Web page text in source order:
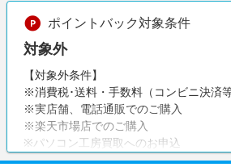
ポイントバック対象条件
対象外
【対象外条件】
※消費税･送料・手数料（コンビニ決済
※実店舗、電話通販でのご購入
※楽天市場店でのご購入
※パソコン工房買取へのお申込
※ご注文後の内容変更、キャンセル、返